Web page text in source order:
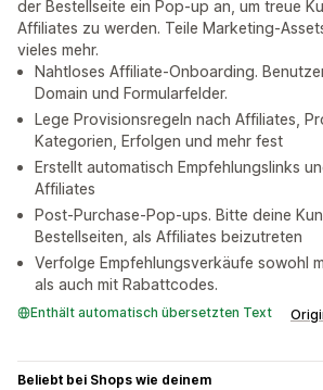
der Bestellseite ein Pop-up an, um treue
Affiliates zu werden. Teile Marketing-
vieles mehr.
Nahtloses Affiliate-Onboarding.
Domain und Formularfelder.
Lege Provisionsregeln nach Affiliates,
Kategorien, Erfolgen und mehr fest
Erstellt automatisch Empfehlungslinks
Affiliates
Post-Purchase-Pop-ups. Bitte deine
Bestellseiten, als Affiliates beizutreten
Verfolge Empfehlungsverkäufe sowohl
als auch mit Rabattcodes.
Enthält automatisch übersetzten Text
Beliebt bei Shops wie deinem